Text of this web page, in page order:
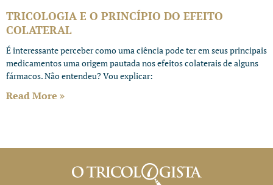
TRICOLOGIA E O PRINCÍPIO DO EFEITO
COLATERAL
É interessante perceber como uma ciência pode ter em seus principais
medicamentos uma origem pautada nos efeitos colaterais de alguns
fármacos. Não entendeu? Vou explicar:
Read More »